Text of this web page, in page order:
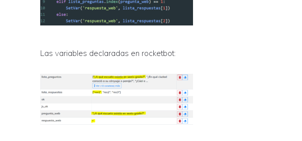
Las variables declaradas en rocketbot: